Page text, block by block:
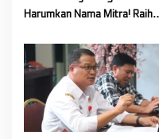
n
Harumkan Nama Mitra! Raih
Tingkat Provinsi